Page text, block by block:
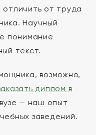
от труда
Научный
понимание
текст.
возможно,
диплом в
— наш опыт
заведений.